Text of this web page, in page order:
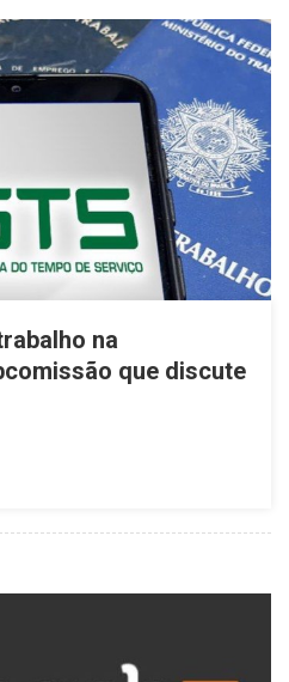
na
que discute